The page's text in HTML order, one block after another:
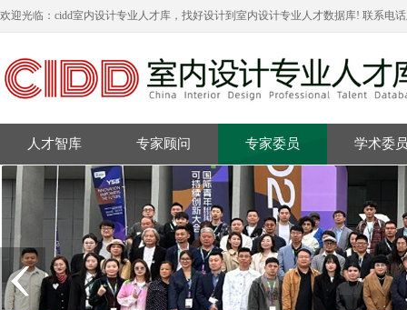
欢迎光临：cidd室内设计专业人才库，找好设计到室内设计专业人才数据库! 联系电
人才智库 专家顾问 专家委员 学术委